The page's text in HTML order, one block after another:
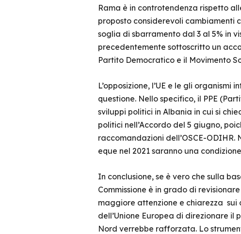
Rama è in controtendenza rispetto
proposto considerevoli cambiamenti
soglia di sbarramento dal 3 al 5% in
precedentemente sottoscritto un
Partito Democratico e il Movimento
L’opposizione, l’UE e le gli
questione. Nello specifico, il PPE
sviluppi politici in Albania in cui si
politici nell’Accordo del 5 giugno,
raccomandazioni dell’OSCE-
eque nel 2021 saranno una
In conclusione, se è vero che sulla
Commissione è in grado di
maggiore attenzione e chiarezza
dell’Unione Europea di direzionare il
Nord verrebbe rafforzata. Lo